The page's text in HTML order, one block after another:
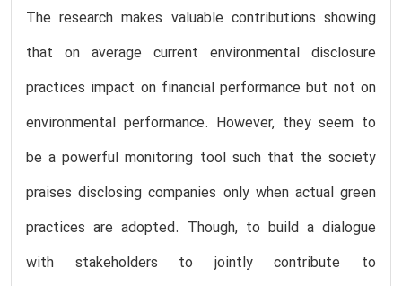
The research makes valuable contributions showing
that on average current environmental disclosure
practices impact on financial performance but not on
environmental performance. However, they seem to
be a powerful monitoring tool such that the society
praises disclosing companies only when actual green
practices are adopted. Though, to build a dialogue
with stakeholders to jointly contribute to